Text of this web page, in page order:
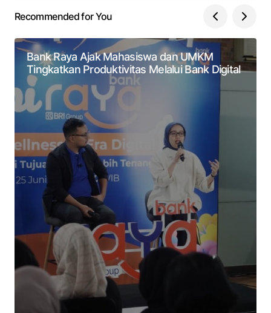
Recommended for You
Bank Raya Ajak Mahasiswa dan UMKM
Tingkatkan Produktivitas Melalui Bank Digital